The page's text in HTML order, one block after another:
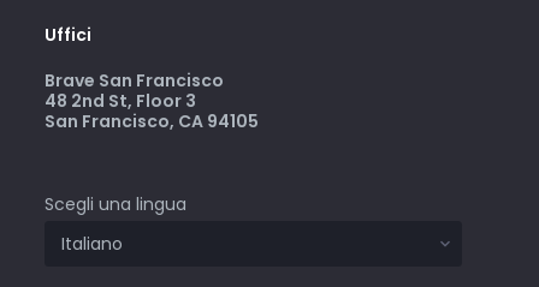
Uffici
Brave San Francisco
48 2nd St, Floor 3
San Francisco, CA 94105
Scegli una lingua